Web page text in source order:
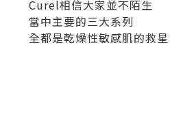
Curel相信大家並不陌生
當中主要的三大系列
全都是乾燥性敏感肌的救